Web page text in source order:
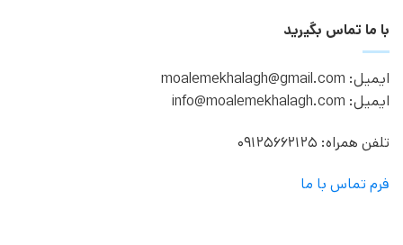
با ما تماس بگیرید
ایمیل: moalemekhalagh@gmail.com
ایمیل: info@moalemekhalagh.com
تلفن همراه: 09125662125
فرم تماس با ما